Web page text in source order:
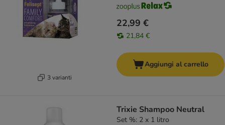
3 varianti
22,99 €
21,84 €
Aggiungi al carrello
Trixie Shampoo Neutral
Set %: 2 x 1 litro